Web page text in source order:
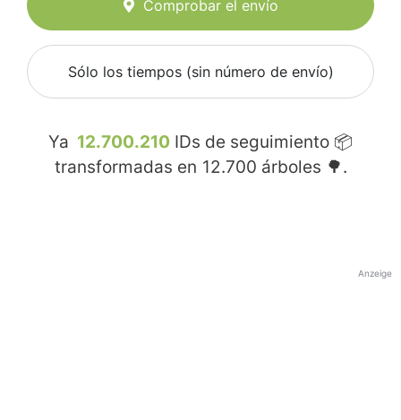
Comprobar el envío
Sólo los tiempos (sin número de envío)
Ya 12.700.210 IDs de seguimiento 📦
transformadas en 12.700 árboles 🌳.
Anzeige